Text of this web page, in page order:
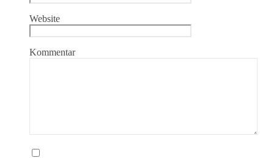
Website
Kommentar